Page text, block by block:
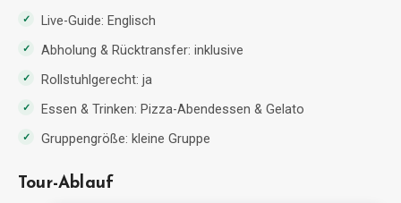
Live-Guide: Englisch
Abholung & Rücktransfer: inklusive
Rollstuhlgerecht: ja
Essen & Trinken: Pizza-Abendessen & Gelato
Gruppengröße: kleine Gruppe
Tour-Ablauf